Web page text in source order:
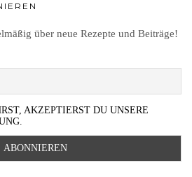
über neue Rezepte und Beiträge!
AKZEPTIERST DU UNSERE